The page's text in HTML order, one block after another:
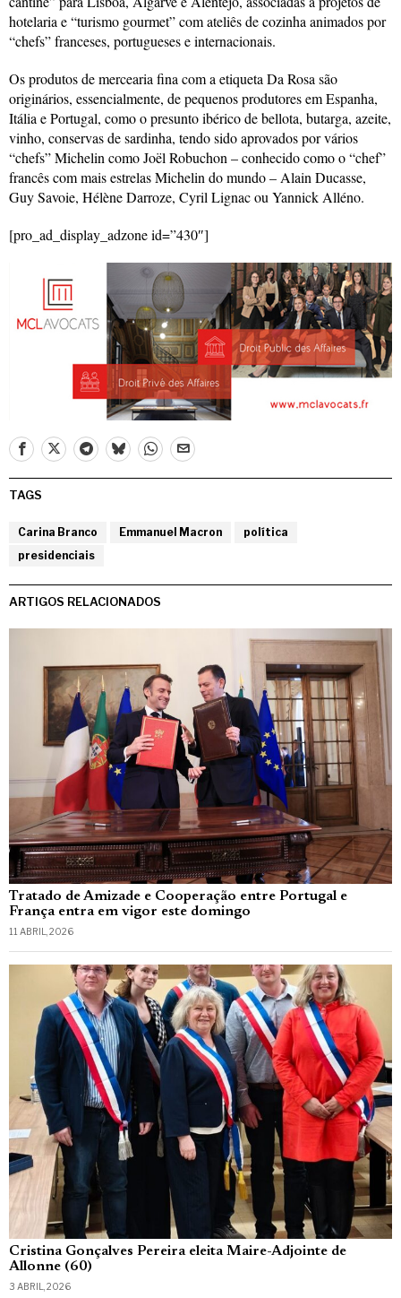
hotelaria e “turismo gourmet” com ateliês de cozinha animados por
“chefs” franceses, portugueses e internacionais.
Os produtos de mercearia fina com a etiqueta Da Rosa são
originários, essencialmente, de pequenos produtores em Espanha,
Itália e Portugal, como o presunto ibérico de bellota, butarga, azeite,
vinho, conservas de sardinha, tendo sido aprovados por vários
“chefs” Michelin como Joël Robuchon – conhecido como o “chef”
francês com mais estrelas Michelin do mundo – Alain Ducasse,
Guy Savoie, Hélène Darroze, Cyril Lignac ou Yannick Alléno.
[pro_ad_display_adzone id=”430″]
TAGS
Carina Branco Emmanuel Macron
política
presidenciais
ARTIGOS RELACIONADOS
Tratado de Amizade e Cooperação entre Portugal e
França entra em vigor este domingo
11 ABRIL, 2026
Cristina Gonçalves Pereira eleita Maire-Adjointe de
Allonne (60)
3 ABRIL, 2026